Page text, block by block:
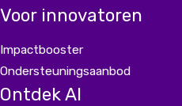
Voor innovatoren
Impactbooster
Ondersteuningsaanbod
Ontdek AI